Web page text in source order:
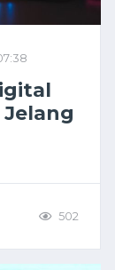
502